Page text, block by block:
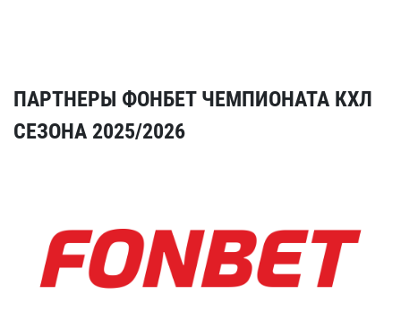
ПАРТНЕРЫ ФОНБЕТ ЧЕМПИОНАТА КХЛ
СЕЗОНА 2025/2026